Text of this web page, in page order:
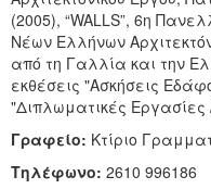
(2005), “WALLS”, 6η
Νέων Ελλήνων
από τη Γαλλία και την
εκθέσεις "Ασκήσεις
"Διπλωματικές Εργασίες
Γραφείο: Κτίριο
Τηλέφωνο: 2610 996186